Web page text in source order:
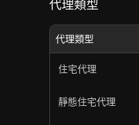
代理類型
代理類型
住宅代理
靜態住宅代理